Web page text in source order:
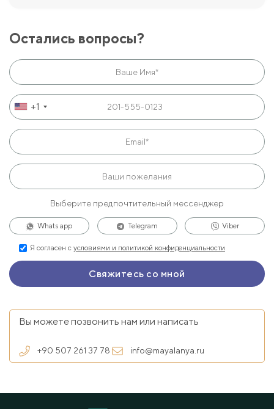
Остались вопросы?
+1
Выберите предпочтительный мессенджер
Whats app Telegram Viber
Я согласен с условиями и политикой конфиденциальности
Вы можете позвонить нам или написать
+90 507 261 37 78 info@mayalanya.ru